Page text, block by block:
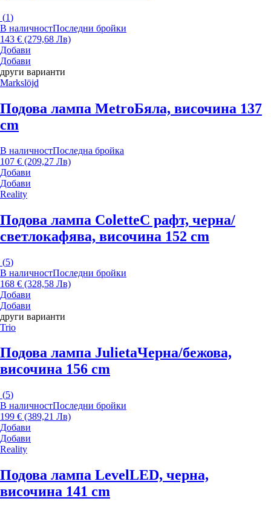
(1)
В наличностПоследни бройки
143 € (279,68 Лв)
Добави
Добави
други варианти
Markslöjd
Подова лампа MetroБяла, височина 137
cm
В наличностПоследна бройка
107 € (209,27 Лв)
Добави
Добави
Reality
Подова лампа ColetteС рафт, черна/
светлокафява, височина 152 cm
(5)
В наличностПоследни бройки
168 € (328,58 Лв)
Добави
Добави
други варианти
Trio
Подова лампа JulietaЧерна/бежова,
височина 156 cm
(5)
В наличностПоследни бройки
199 € (389,21 Лв)
Добави
Добави
Reality
Подова лампа LevelLED, черна,
височина 141 cm